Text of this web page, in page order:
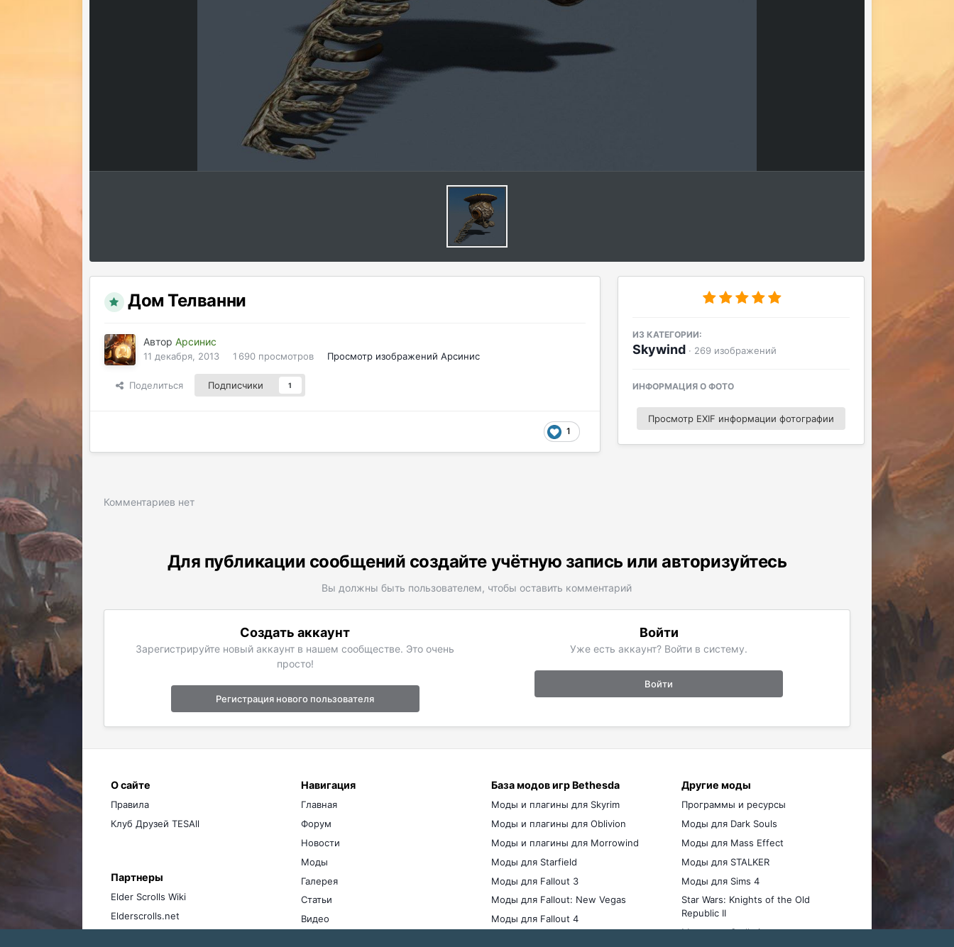
Дом Телванни
Автор Арсинис
11 декабря, 2013 1 690 просмотров Просмотр изображений Арсинис
Поделиться Подписчики 1
1
ИЗ КАТЕГОРИИ:
Skywind · 269 изображений
ИНФОРМАЦИЯ О ФОТО
Просмотр EXIF информации фотографии
Комментариев нет
Для публикации сообщений создайте учётную запись или авторизуйтесь
Вы должны быть пользователем, чтобы оставить комментарий
Создать аккаунт
Зарегистрируйте новый аккаунт в нашем сообществе. Это очень
просто!
Регистрация нового пользователя
Войти
Уже есть аккаунт? Войти в систему.
Войти
О сайте
Правила
Клуб Друзей TESAll
Партнеры
Elder Scrolls Wiki
Elderscrolls.net
Навигация
Главная
Форум
Новости
Моды
Галерея
Статьи
Видео
База модов игр Bethesda
Моды и плагины для Skyrim
Моды и плагины для Oblivion
Моды и плагины для Morrowind
Моды для Starfield
Моды для Fallout 3
Моды для Fallout: New Vegas
Моды для Fallout 4
Другие моды
Программы и ресурсы
Моды для Dark Souls
Моды для Mass Effect
Моды для STALKER
Моды для Sims 4
Star Wars: Knights of the Old
Republic II
Моды для Stellaris